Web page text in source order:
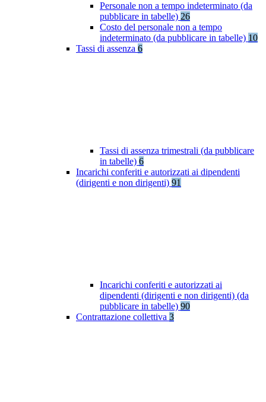
Personale non a tempo indeterminato (da
pubblicare in tabelle) 26
Costo del personale non a tempo
indeterminato (da pubblicare in tabelle) 10
Tassi di assenza 6
Tassi di assenza trimestrali (da pubblicare
in tabelle) 6
Incarichi conferiti e autorizzati ai dipendenti
(dirigenti e non dirigenti) 91
Incarichi conferiti e autorizzati ai
dipendenti (dirigenti e non dirigenti) (da
pubblicare in tabelle) 90
Contrattazione collettiva 3